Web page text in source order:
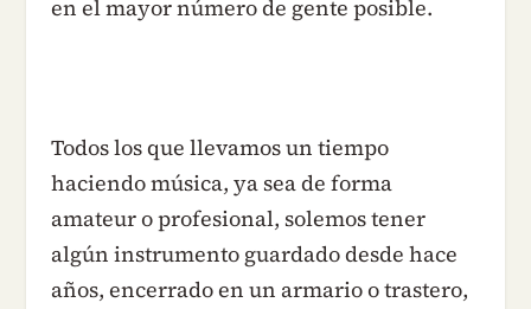
en el mayor número de gente posible.
Todos los que llevamos un tiempo
haciendo música, ya sea de forma
amateur o profesional, solemos tener
algún instrumento guardado desde hace
años, encerrado en un armario o trastero,